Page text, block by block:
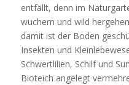
entfällt, denn im
wuchern und wild
damit ist der Boden
Insekten und
Schwertlilien, Schilf und
Bioteich angelegt